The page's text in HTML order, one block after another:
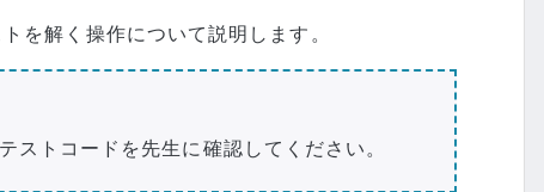
を解く操作について説明します。
トコードを先生に確認してください。